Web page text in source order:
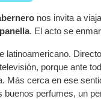
nos invita a
. El acto se
latinoamericano.
porque ante
Más cerca en ese
perfumes, un